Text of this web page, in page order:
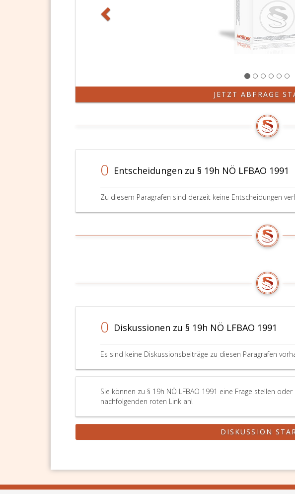
JETZT ABFRAGE
0 Entscheidungen zu § 19h NÖ LFBAO 1991
Zu diesem Paragrafen sind derzeit keine Entscheidungen
0 Diskussionen zu § 19h NÖ LFBAO 1991
Es sind keine Diskussionsbeiträge zu diesen Paragrafen
Sie können zu § 19h NÖ LFBAO 1991 eine Frage stellen
nachfolgenden roten Link an!
DISKUSSION